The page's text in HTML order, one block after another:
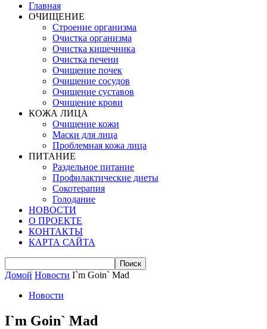
Главная
ОЧИЩЕНИЕ
Строение организма
Очистка организма
Очистка кишечника
Очистка печени
Очищение почек
Очищение сосудов
Очищение суставов
Очищение крови
КОЖА ЛИЦА
Очищение кожи
Маски для лица
Проблемная кожа лица
ПИТАНИЕ
Раздельное питание
Профилактические диеты
Сокотерапия
Голодание
НОВОСТИ
О ПРОЕКТЕ
КОНТАКТЫ
КАРТА САЙТА
Домой Новости I`m Goin` Mad
Новости
I`m Goin` Mad